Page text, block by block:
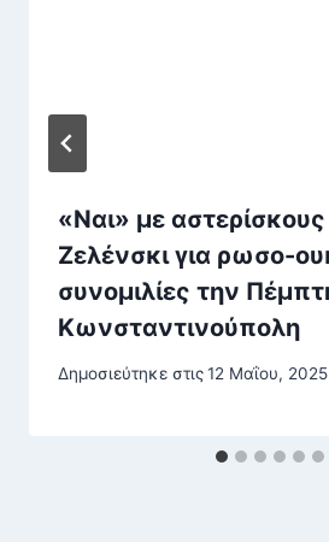
«Ναι» με
Ζελένσκι για ρωσο-
συνομιλίες την
Κωνσταντινούπολη
Δημοσιεύτηκε στις12 Μαΐου, 2025